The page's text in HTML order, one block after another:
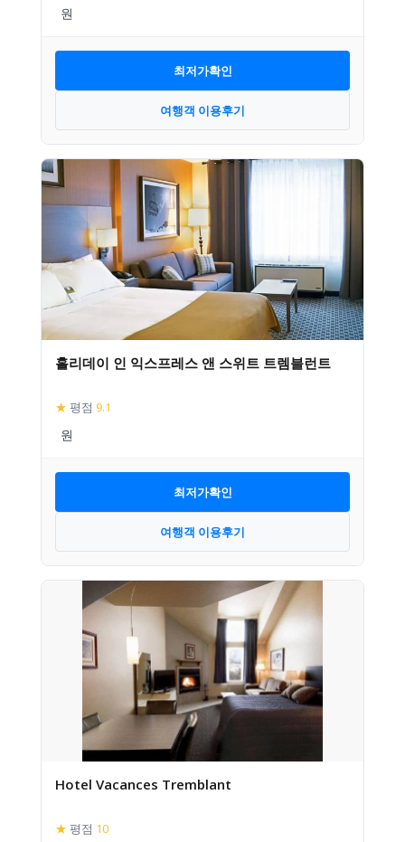
최저가확인
여행객 이용후기
홀리데이 인 익스프레스 앤 스위트 트렘블런트
★ 평점 9.1
최저가확인
여행객 이용후기
Hotel Vacances Tremblant
★ 평점 10